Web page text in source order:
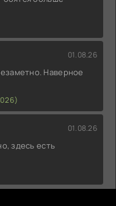
01.08.26
Наверное
01.08.26
здесь есть